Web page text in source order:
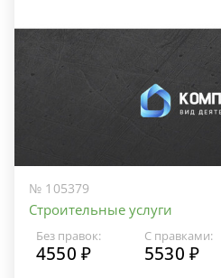
№ 105379
Строительные услуги
Без правок:
4550 ₽
С правками:
5530 ₽